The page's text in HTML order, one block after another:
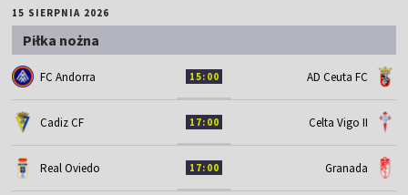
15 SIERPNIA 2026
Piłka nożna
FC Andorra 15:00 AD Ceuta FC
Cadiz CF 17:00 Celta Vigo II
Real Oviedo 17:00 Granada